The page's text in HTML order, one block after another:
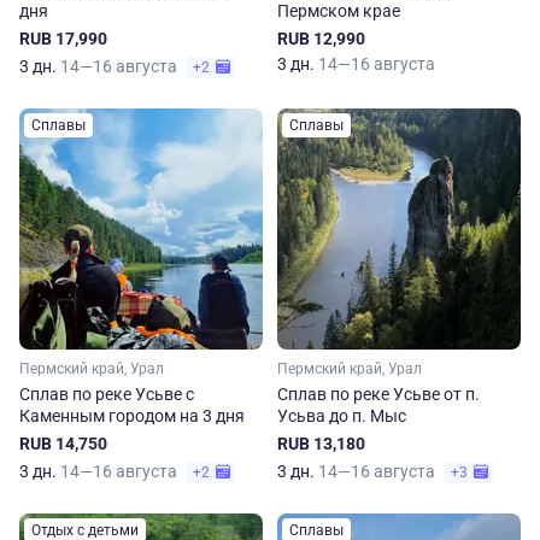
дня
RUB 17,990
3 дн. 14—16 августа +2
Пермском крае
RUB 12,990
3 дн. 14—16 августа
Сплавы
Пермский край, Урал
Сплав по реке Усьве с
Каменным городом на 3 дня
RUB 14,750
3 дн. 14—16 августа +2
Сплавы
Пермский край, Урал
Сплав по реке Усьве от п.
Усьва до п. Мыс
RUB 13,180
3 дн. 14—16 августа +3
Отдых с детьми Сплавы